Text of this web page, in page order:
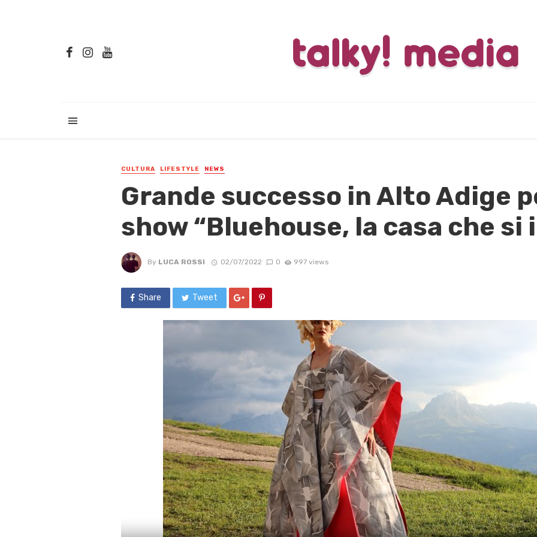
CULTURA LIFESTYLE NEWS
Grande successo in Alto Adige
show “Bluehouse, la casa che si
By LUCA ROSSI 02/07/2022 0 997 views
Share Tweet